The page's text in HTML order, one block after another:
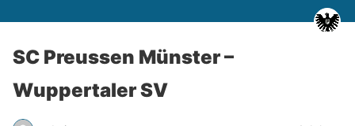
SC Preussen Münster –
Wuppertaler SV